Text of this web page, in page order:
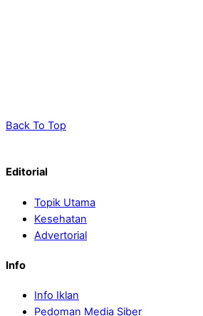
Back To Top
Editorial
Topik Utama
Kesehatan
Advertorial
Info
Info Iklan
Pedoman Media Siber